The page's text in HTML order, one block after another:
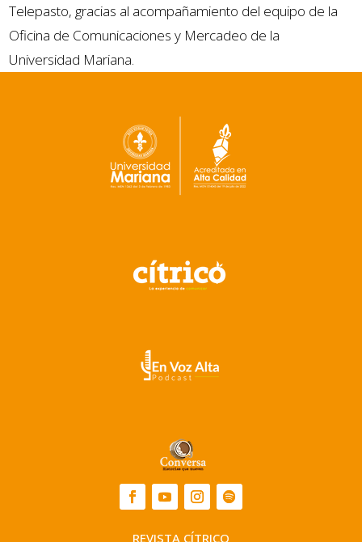
Telepasto, gracias al acompañamiento del equipo de la
Oficina de Comunicaciones y Mercadeo de la
Universidad Mariana.
REVISTA CÍTRICO